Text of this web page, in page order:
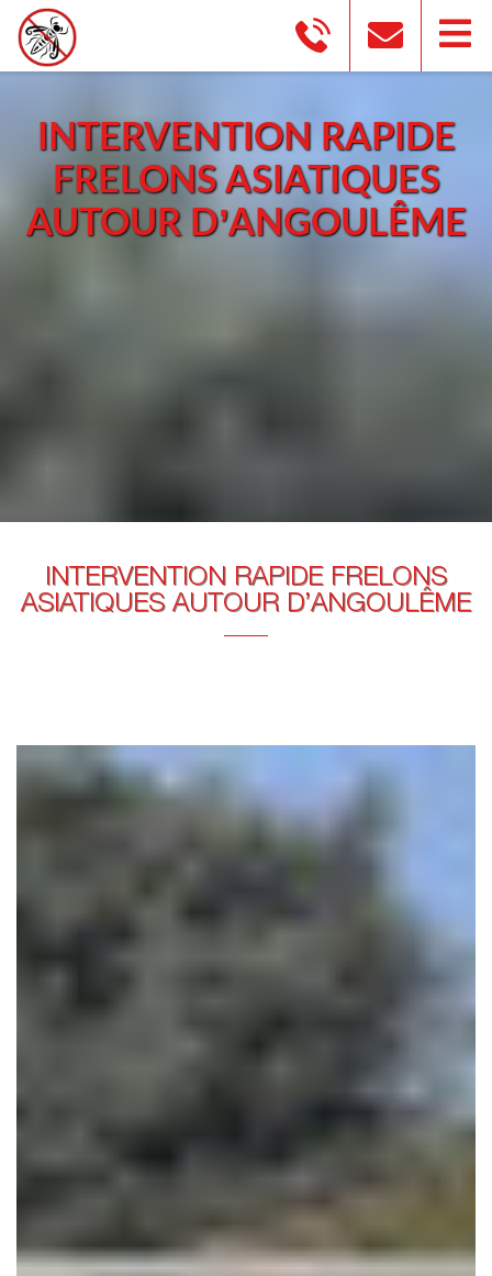
INTERVENTION RAPIDE
FRELONS ASIATIQUES
AUTOUR D’ANGOULÊME
INTERVENTION RAPIDE FRELONS
ASIATIQUES AUTOUR D’ANGOULÊME